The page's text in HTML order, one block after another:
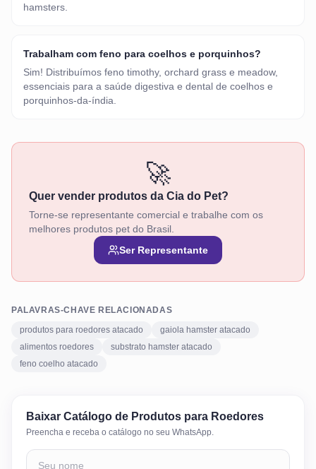
hamsters.
Trabalham com feno para coelhos e porquinhos?
Sim! Distribuímos feno timothy, orchard grass e meadow,
essenciais para a saúde digestiva e dental de coelhos e
porquinhos-da-índia.
🚀
Quer vender produtos da Cia do Pet?
Torne-se representante comercial e trabalhe com os
melhores produtos pet do Brasil.
Ser Representante
PALAVRAS-CHAVE RELACIONADAS
produtos para roedores atacado
gaiola hamster atacado
alimentos roedores
substrato hamster atacado
feno coelho atacado
Baixar Catálogo de Produtos para Roedores
Preencha e receba o catálogo no seu WhatsApp.